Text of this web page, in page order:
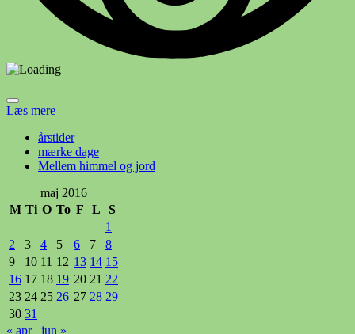
Læs mere
årstider
mærke dage
Mellem himmel og jord
maj 2016
M Ti O To F L
S
1
2
3 4 5 6 7
8
9
10 11 12 13 14 15
16 17 18 19 20 21 22
23 24 25 26 27 28 29
30 31
« apr
jun »